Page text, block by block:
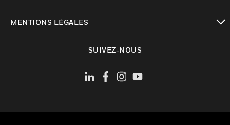
MENTIONS LÉGALES
SUIVEZ-NOUS